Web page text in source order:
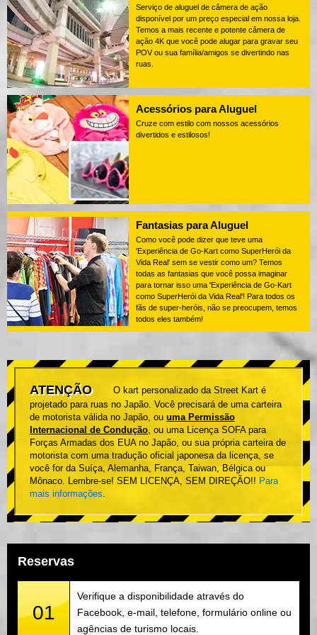
Serviço de aluguel de câmera de ação
disponível por um preço especial em nossa loja.
Temos a mais recente e potente câmera de
ação 4K que você pode alugar para gravar seu
POV ou sua família/amigos se divertindo nas
ruas.
Acessórios para Aluguel
Cruze com estilo com nossos acessórios
divertidos e estilosos!
Fantasias para Aluguel
Como você pode dizer que teve uma
'Experiência de Go-Kart como SuperHerói da
Vida Real' sem se vestir como um? Temos
todas as fantasias que você possa imaginar
para tornar isso uma 'Experiência de Go-Kart
como SuperHerói da Vida Real'! Para todos os
fãs de super-heróis, não se preocupem, temos
todos eles também!
ATENÇÃO
O kart personalizado da Street Kart é
projetado para ruas no Japão. Você precisará de uma carteira
de motorista válida no Japão, ou uma Permissão
Internacional de Condução , ou uma Licença SOFA para
Forças Armadas dos EUA no Japão, ou sua própria carteira de
motorista com uma tradução oficial japonesa da licença, se
você for da Suíça, Alemanha, França, Taiwan, Bélgica ou
Mônaco. Lembre-se! SEM LICENÇA, SEM DIREÇÃO!! Para
mais informações
Reservas
01
Verifique a disponibilidade através do
Facebook, e-mail, telefone, formulário online ou
agências de turismo locais.